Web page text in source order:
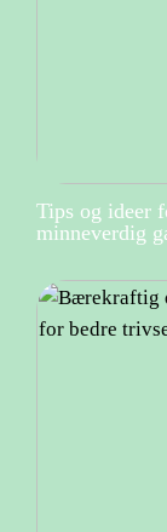
Tips og ideer
minneverdig